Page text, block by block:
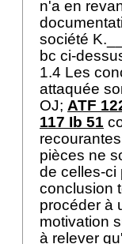
n'a en
société
bc ci-
1.4 Les
attaquée
OJ; ATF
117 Ib 51
pièces ne
de celles-ci
conclusion
procéder à
motivation
à relever